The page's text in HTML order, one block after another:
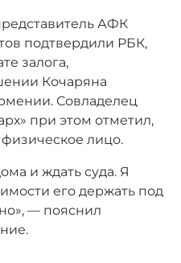
АФК
подтвердили РБК,
залога,
Кочаряна
Совладелец
при этом отметил,
физическое лицо.
и ждать суда. Я
его держать под
— пояснил